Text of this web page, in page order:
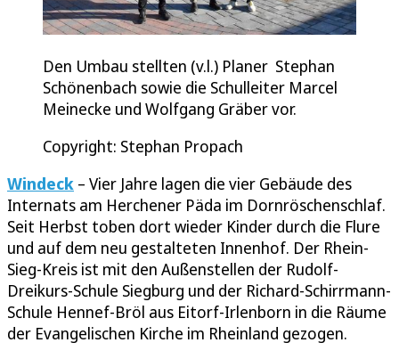
Den Umbau stellten (v.l.) Planer Stephan
Schönenbach sowie die Schulleiter Marcel
Meinecke und Wolfgang Gräber vor.
Copyright: Stephan Propach
Windeck – Vier Jahre lagen die vier Gebäude des
Internats am Herchener Päda im Dornröschenschlaf.
Seit Herbst toben dort wieder Kinder durch die Flure
und auf dem neu gestalteten Innenhof. Der Rhein-
Sieg-Kreis ist mit den Außenstellen der Rudolf-
Dreikurs-Schule Siegburg und der Richard-Schirrmann-
Schule Hennef-Bröl aus Eitorf-Irlenborn in die Räume
der Evangelischen Kirche im Rheinland gezogen.